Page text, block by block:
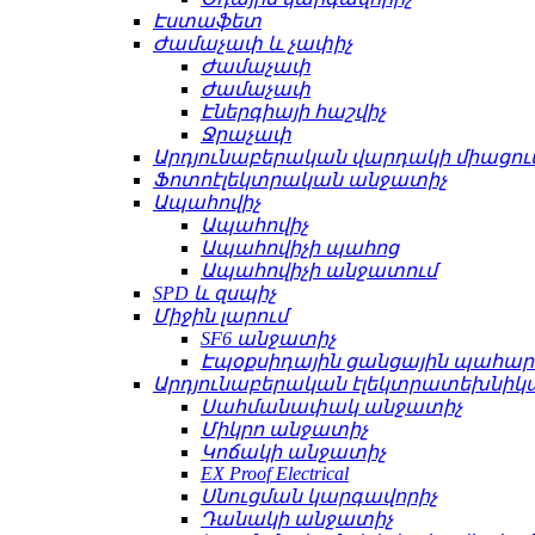
Էստաֆետ
Ժամաչափ և չափիչ
Ժամաչափ
Ժամաչափ
Էներգիայի հաշվիչ
Ջրաչափ
Արդյունաբերական վարդակի
Ֆոտոէլեկտրական անջատիչ
Ապահովիչ
Ապահովիչ
Ապահովիչի պահոց
Ապահովիչի անջատում
SPD և զսպիչ
Միջին լարում
SF6 անջատիչ
Էպօքսիդային ցանցային
Արդյունաբերական
Սահմանափակ անջատիչ
Միկրո անջատիչ
Կոճակի անջատիչ
EX Proof Electrical
Սնուցման կարգավորիչ
Դանակի անջատիչ